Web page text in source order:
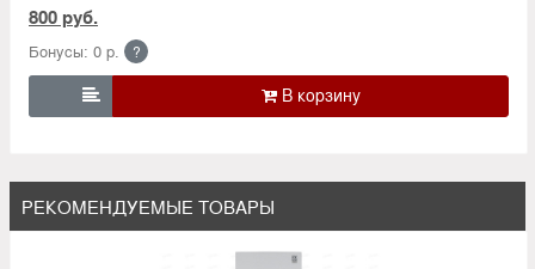
800 руб.
Бонусы: 0 р. ?

РЕКОМЕНДУЕМЫЕ ТОВАРЫ